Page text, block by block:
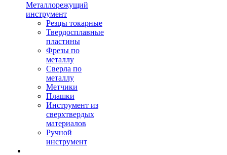
Металлорежущий
инструмент
Резцы токарные
Твердосплавные
пластины
Фрезы по
металлу
Сверла по
металлу
Метчики
Плашки
Инструмент из
сверхтвердых
материалов
Ручной
инструмент